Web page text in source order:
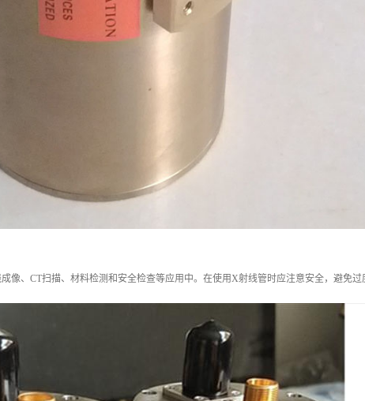
像、CT扫描、材料检测和安全检查等应用中。在使用X射线管时应注意安全，避免过